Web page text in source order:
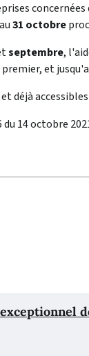
31 octobre
septembre,
et
déjà
14 octobre